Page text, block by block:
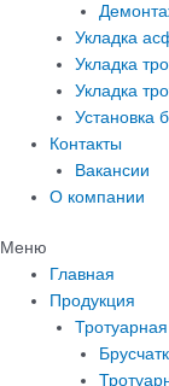
Укладка
Укладка
Укладка
Установка
Контакты
Вакансии
О компании
Меню
Главная
Продукция